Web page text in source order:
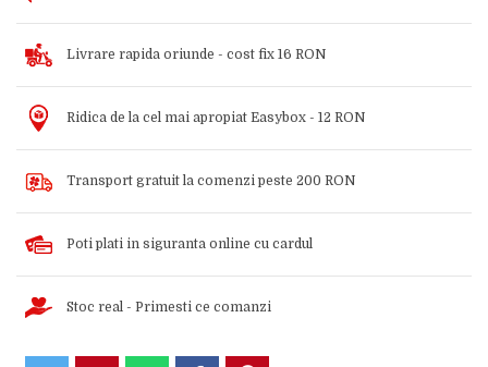
Livrare rapida oriunde - cost fix 16 RON
Ridica de la cel mai apropiat Easybox - 12 RON
Transport gratuit la comenzi peste 200 RON
Poti plati in siguranta online cu cardul
Stoc real - Primesti ce comanzi